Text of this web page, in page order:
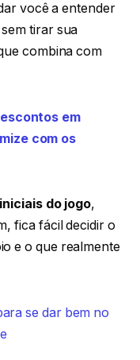
você a entender
tirar sua
combina com
em
com os
do jogo,
fica fácil decidir o
e o que realmente
se dar bem no